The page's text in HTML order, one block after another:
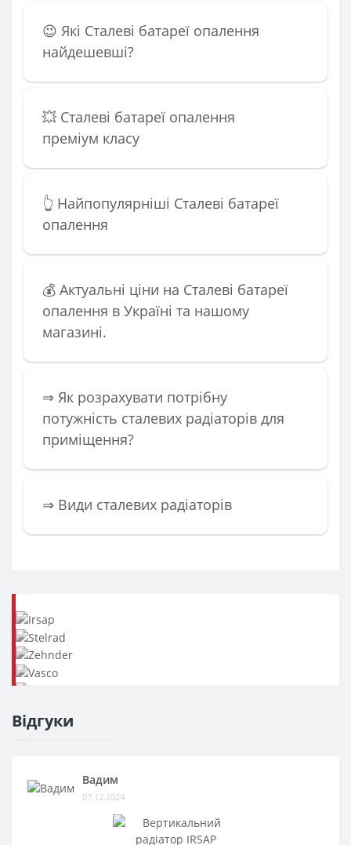
😉 Які Сталеві батареї опалення
найдешевші?
💥 Сталеві батареї опалення
преміум класу
👆 Найпопулярніші Сталеві батареї
опалення
💰 Актуальні ціни на Сталеві батареї
опалення в Україні та нашому
магазині.
⇒ Як розрахувати потрібну
потужність сталевих радіаторів для
приміщення?
️⇒ Види сталевих радіаторів
Відгуки
Вадим
07.12.2024